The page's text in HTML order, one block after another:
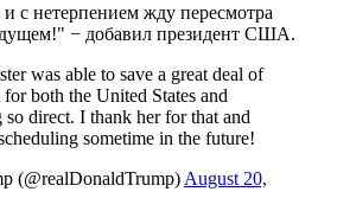
с нетерпением жду пересмотра
− добавил президент США.
was able to save a great deal of
both the United States and
direct. I thank her for that and
sometime in the future!
(@realDonaldTrump) August 20,